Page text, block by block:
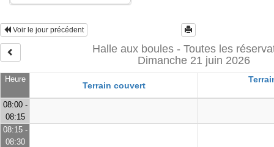
Voir le jour précédent
Halle aux boules - Toutes les
Dimanche 21 juin 2026
Heure
Terrain couvert
08:00 -
08:15
08:15 -
08:30